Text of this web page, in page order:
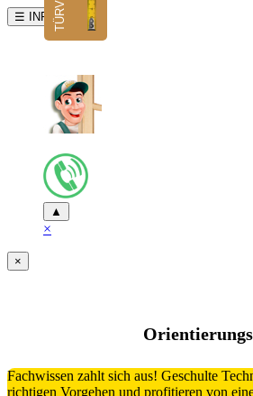
☰ INFO
▲
×
×
Fachwissen zahlt sich aus! Geschulte
richtigen Vorgehen und profitieren von